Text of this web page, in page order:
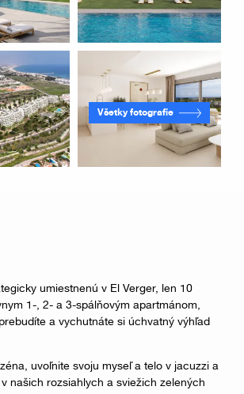
Všetky fotografie
umiestnenú v El Verger, len 10
1-, 2- a 3-spálňovým apartmánom,
a vychutnáte si úchvatný výhľad
uvoľnite svoju myseľ a telo v jacuzzi a
našich rozsiahlych a sviežich zelených